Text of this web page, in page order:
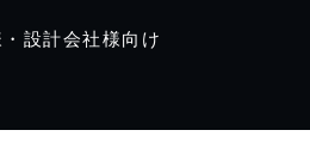
設計会社様向け